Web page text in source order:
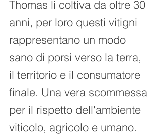
Thomas li coltiva da oltre 30
anni, per loro questi vitigni
rappresentano un modo
sano di porsi verso la terra,
il territorio e il consumatore
finale. Una vera scommessa
per il rispetto dell'ambiente
viticolo, agricolo e umano.